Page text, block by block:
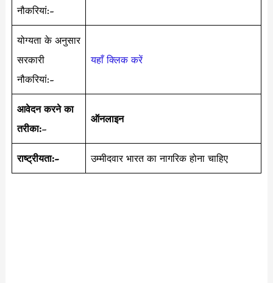
नौकरियां:-
योग्यता के अनुसार
सरकारी
नौकरियां:-
यहाँ क्लिक करें
आवेदन करने का
तरीका:–
ऑनलाइन
राष्ट्रीयता:- उम्मीदवार भारत का नागरिक होना चाहिए